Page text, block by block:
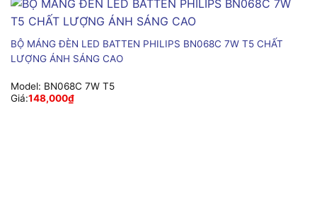
BỘ MÁNG ĐÈN LED BATTEN PHILIPS BN068C 7W T5 CHẤT
LƯỢNG ÁNH SÁNG CAO
Model: BN068C 7W T5
Giá:148,000₫